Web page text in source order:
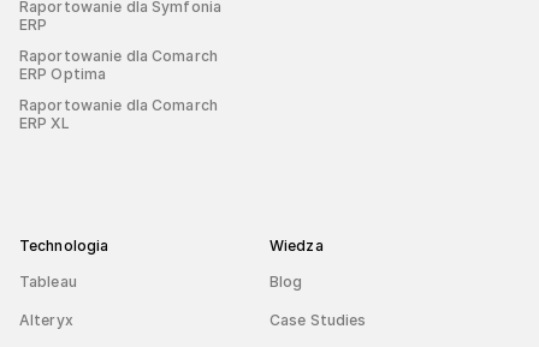
Raportowanie dla Symfonia
ERP
Raportowanie dla Comarch
ERP Optima
Raportowanie dla Comarch
ERP XL
Technologia
Tableau
Alteryx
Wiedza
Blog
Case Studies